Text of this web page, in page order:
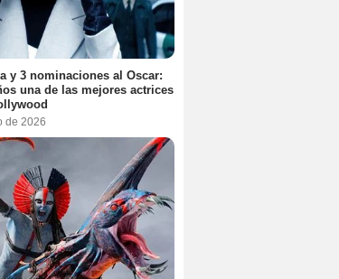
y 3 nominaciones al Oscar:
una de las mejores actrices
de 2026